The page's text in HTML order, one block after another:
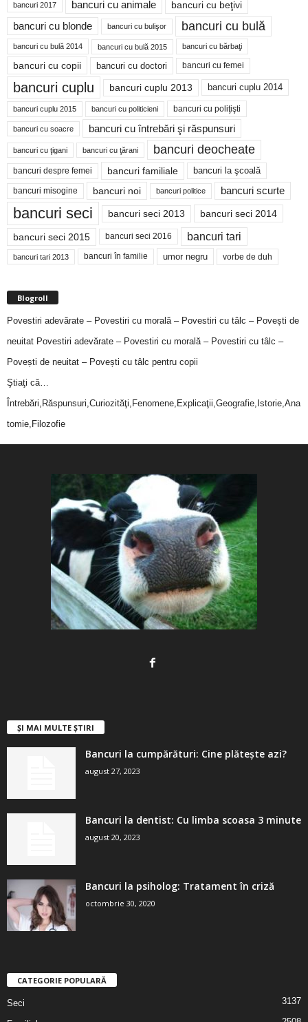
bancuri 2017 bancuri cu animale bancuri cu beţivi
bancuri cu blonde bancuri cu bulişor bancuri cu bulă
bancuri cu bulă 2014 bancuri cu bulă 2015 bancuri cu bărbaţi
bancuri cu copii bancuri cu doctori bancuri cu femei
bancuri cuplu bancuri cuplu 2013 bancuri cuplu 2014
bancuri cuplu 2015 bancuri cu politicieni bancuri cu poliţişti
bancuri cu soacre bancuri cu întrebări şi răspunsuri
bancuri cu ţigani bancuri cu ţărani bancuri deocheate
bancuri despre femei bancuri familiale bancuri la şcoală
bancuri misogine bancuri noi bancuri politice bancuri scurte
bancuri seci bancuri seci 2013 bancuri seci 2014
bancuri seci 2015 bancuri seci 2016 bancuri tari
bancuri tari 2013 bancuri în familie umor negru vorbe de duh
Blogroll
Povestiri adevărate – Povestiri cu morală – Povestiri cu tâlc – Povești de
neuitat Povestiri adevărate – Povestiri cu morală – Povestiri cu tâlc –
Povești de neuitat – Povești cu tâlc pentru copii
Ştiaţi că…
Întrebări,Răspunsuri,Curiozităţi,Fenomene,Explicaţii,Geografie,Istorie,Ana
tomie,Filozofie
ȘI MAI MULTE ȘTIRI
Bancuri la cumpărături: Cine plătește azi?
august 27, 2023
Bancuri la dentist: Cu limba scoasa 3 minute
august 20, 2023
Bancuri la psiholog: Tratament în criză
octombrie 30, 2020
CATEGORIE POPULARĂ
Seci 3137